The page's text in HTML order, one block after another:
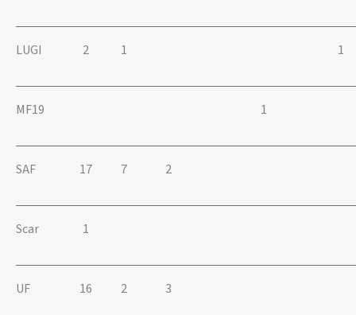
LUGI 2 1 1
MF19 1
SAF 17 7 2
Scar 1
UF 16 2 3